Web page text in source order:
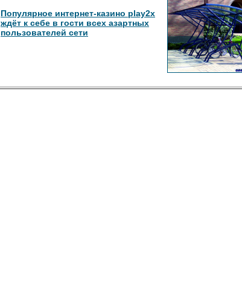
Популярное интернет-казино play2x
ждёт к себе в гости всех азартных
пользователей сети